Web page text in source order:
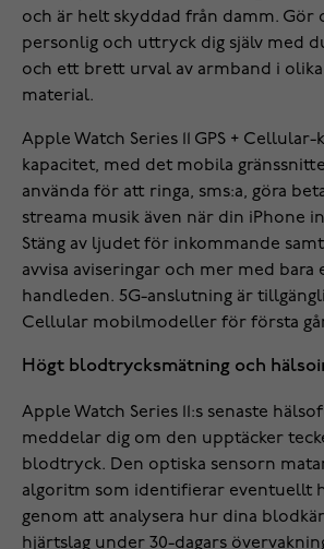
och är helt skyddad från damm. Gör
personlig och uttryck dig själv med
och ett brett urval av armband i
material.
Apple Watch Series 11 GPS +
kapacitet, med det mobila
använda för att ringa, sms:a, göra
streama musik även när din iPhone
Stäng av ljudet för inkommande
avvisa aviseringar och mer med bara
handleden. 5G-anslutning är
Cellular mobilmodeller för första
Högt blodtrycksmätning och
Apple Watch Series 11:s senaste
meddelar dig om den upptäcker
blodtryck. Den optiska sensorn
algoritm som identifierar eventuellt
genom att analysera hur dina
hjärtslag under 30-dagars